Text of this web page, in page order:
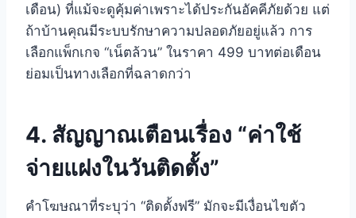
เดือน) ที่แม้จะดูคุ้มค่าเพราะได้ประกันอัคคีภัยด้วย แต่
ถ้าบ้านคุณมีระบบรักษาความปลอดภัยอยู่แล้ว การ
เลือกแพ็กเกจ “เน็ตล้วน” ในราคา 499 บาทต่อเดือน
ย่อมเป็นทางเลือกที่ฉลาดกว่า
4. สัญญาณเตือนเรื่อง “ค่าใช้
จ่ายแฝงในวันติดตั้ง”
คำโฆษณาที่ระบุว่า “ติดตั้งฟรี” มักจะมีเงื่อนไขตัว